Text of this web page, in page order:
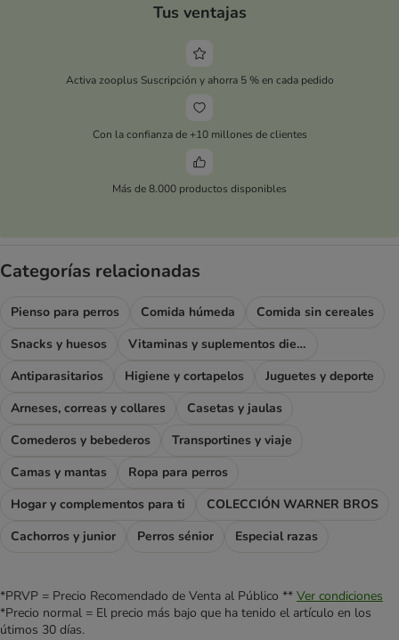
Tus ventajas
Activa zooplus Suscripción y ahorra 5 % en cada pedido
Con la confianza de +10 millones de clientes
Más de 8.000 productos disponibles
Categorías relacionadas
Pienso para perros Comida húmeda
Comida sin cereales
Snacks y huesos
Vitaminas y suplementos dietéticos
Antiparasitarios
Higiene y cortapelos
Juguetes y deporte
Arneses, correas y collares
Casetas y jaulas
Comederos y bebederos
Transportines y viaje
Camas y mantas
Ropa para perros
Hogar y complementos para ti
COLECCIÓN WARNER BROS
Cachorros y junior
Perros sénior Especial razas
*PRVP = Precio Recomendado de Venta al Público ** Ver condiciones
*Precio normal = El precio más bajo que ha tenido el artículo en los
útimos 30 días.